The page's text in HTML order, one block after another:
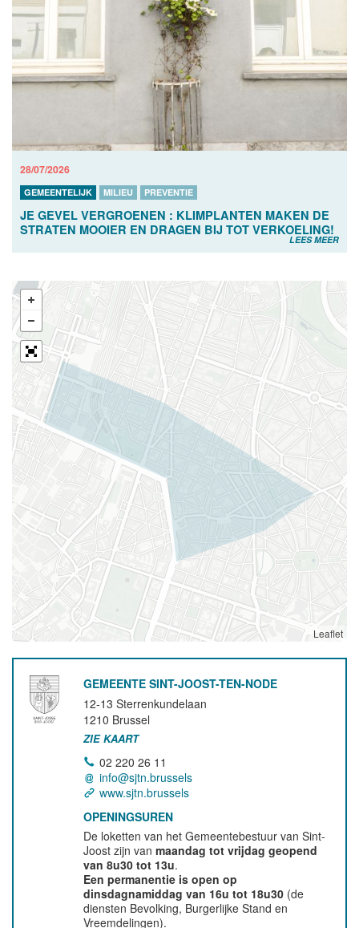
28/07/2026
GEMEENTELIJK MILIEU PREVENTIE
JE GEVEL VERGROENEN : KLIMPLANTEN MAKEN DE
STRATEN MOOIER EN DRAGEN BIJ TOT VERKOELING!
LEES MEER
Leaflet
GEMEENTE SINT-JOOST-TEN-NODE
12-13 Sterrenkundelaan
1210 Brussel
ZIE KAART
02 220 26 11
info@sjtn.brussels
www.sjtn.brussels
OPENINGSUREN
De loketten van het Gemeentebestuur van Sint-
Joost zijn vanmaandag tot vrijdag geopend
van 8u30 tot 13u.
Een permanentie is open op
dinsdagnamiddag van 16u tot 18u30 (de
diensten Bevolking, Burgerlijke Stand en
Vreemdelingen).